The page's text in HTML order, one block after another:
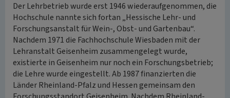
Der Lehrbetrieb wurde erst 1946 wiederaufgenommen, die
Hochschule nannte sich fortan „Hessische Lehr- und
Forschungsanstalt für Wein-, Obst- und Gartenbau“.
Nachdem 1971 die Fachhochschule Wiesbaden mit der
Lehranstalt Geisenheim zusammengelegt wurde,
existierte in Geisenheim nur noch ein Forschungsbetrieb;
die Lehre wurde eingestellt. Ab 1987 finanzierten die
Länder Rheinland-Pfalz und Hessen gemeinsam den